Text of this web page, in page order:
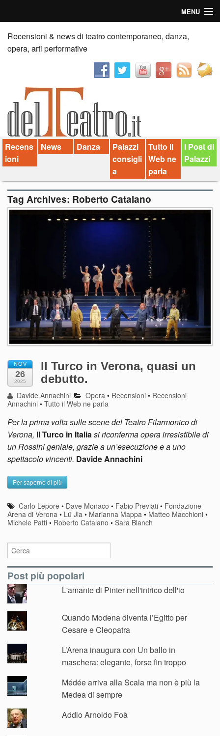
MENU
Home
Recensioni
News
Palazzi consiglia
Video
Chi siamo
Contatti
Recensioni & news di teatro contemporaneo, danza,
opera, arti performative
Recens
ioni
News Danza
Palazzi
consigli
a
Tutto il
Web ne
parla
I Post di
Palazzi
Tag Archives: Roberto Catalano
NOV
26
2025
Il Turco in Verona, quasi un
debutto.
Davide Annachini Opera • Recensioni • Recensioni
Annachini • Tutto il Web ne parla
Per la prima volta sulle scene del Teatro Filarmonico di
Verona, Il Turco in Italiasi riconferma opera irresistibile di
un Rossini geniale, grazie a un’esecuzione e a uno
spettacolo vincenti. Davide Annachini
Per saperne di più
Carlo Lepore • Dave Monaco • Fabio Previati • Fondazione
Arena di Verona • Lü Jia • Marianna Mappa • Matteo Macchioni •
Michele Patti • Roberto Catalano • Sara Blanch
Post più popolari
L'amante di Pinter nell'intrico dell'io
Quando Modena diventa l’Egitto per
Cesare e Cleopatra
L’Arena inaugura con Un ballo in
maschera: elegante, forse fin troppo
Médée arriva alla Scala ma non è più la
Medea di sempre
Addio Arnoldo Foà